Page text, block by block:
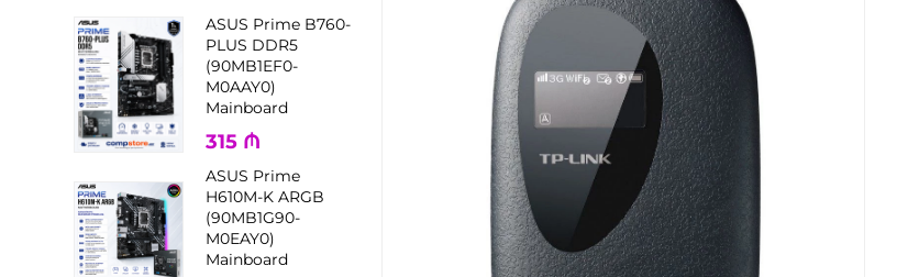
ASUS Prime B760-
PLUS DDR5
(90MB1EF0-
M0AAY0)
Mainboard
315 ₼
ASUS Prime
H610M-K ARGB
(90MB1G90-
M0EAY0)
Mainboard